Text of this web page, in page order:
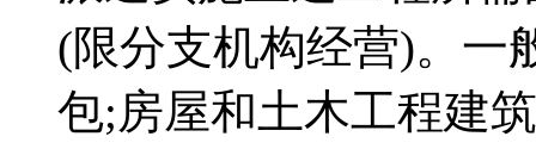
(限分支机构经营)。一
包;房屋和土木工程建